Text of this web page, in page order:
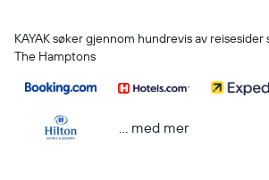
KAYAK søker gjennom hundrevis av
The Hamptons
… med mer